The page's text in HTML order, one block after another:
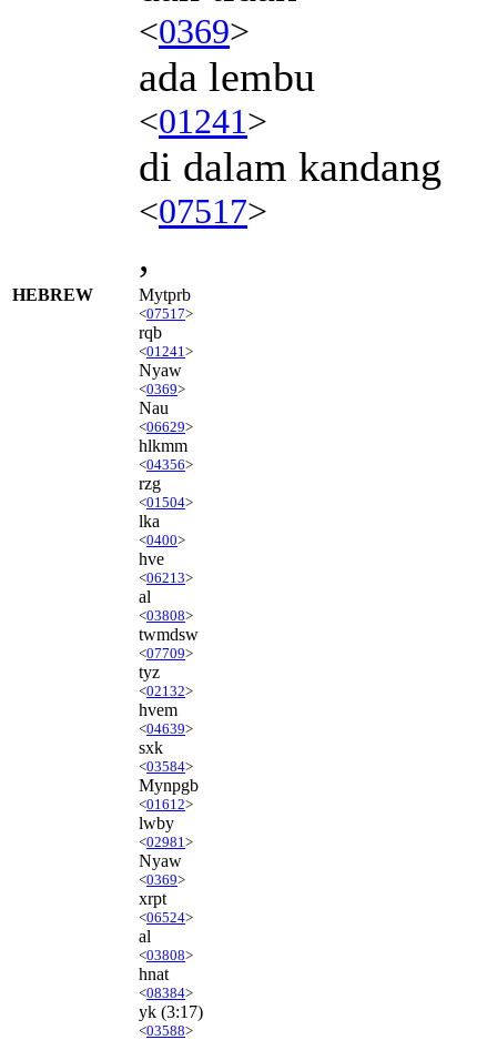
<0369>
ada lembu
<01241>
di dalam kandang
<07517>
,
HEBREW Mytprb
<07517>
rqb
<01241 >
Nyaw
<0369>
Nau
<06629>
hlkmm
<04356>
rzg
<01504>
lka
<0400>
hve
<06213>
al
<03808>
twmdsw
<07709>
tyz
<02132>
hvem
<04639>
sxk
<03584>
Mynpgb
<01612>
lwby
<02981 >
Nyaw
<0369>
xrpt
<06524>
al
<03808>
hnat
<08384>
yk (3:17)
<03588>